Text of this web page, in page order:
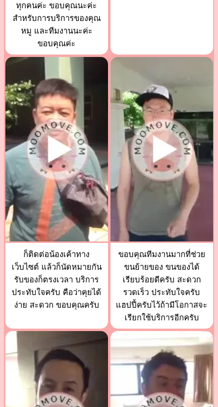
ทุกคนค่ะ ขอบคุณนะค่ะ
สำหรับการบริการของคุณ
หมู และทีมงานนะค่ะ
ขอบคุณค่ะ
ก็ติดต่อน้องเค้าทาง
เว็บไซต์ แล้วก็นัดหมายกัน
รับของก็ตรงเวลา บริการ
ประทับใจครับ คือว่าคุยได้
ง่าย สะดวก ขอบคุณครับ
ขอบคุณทีมงานมากที่ช่วย
ขนย้ายของ ขนของได้
เรียบร้อยดีครับ สะดวก
รวดเร็ว ประทับใจครับ
แฮปปี้ครับไว้ถ้ามีโอกาสจะ
เรียกใช้บริการอีกครับ